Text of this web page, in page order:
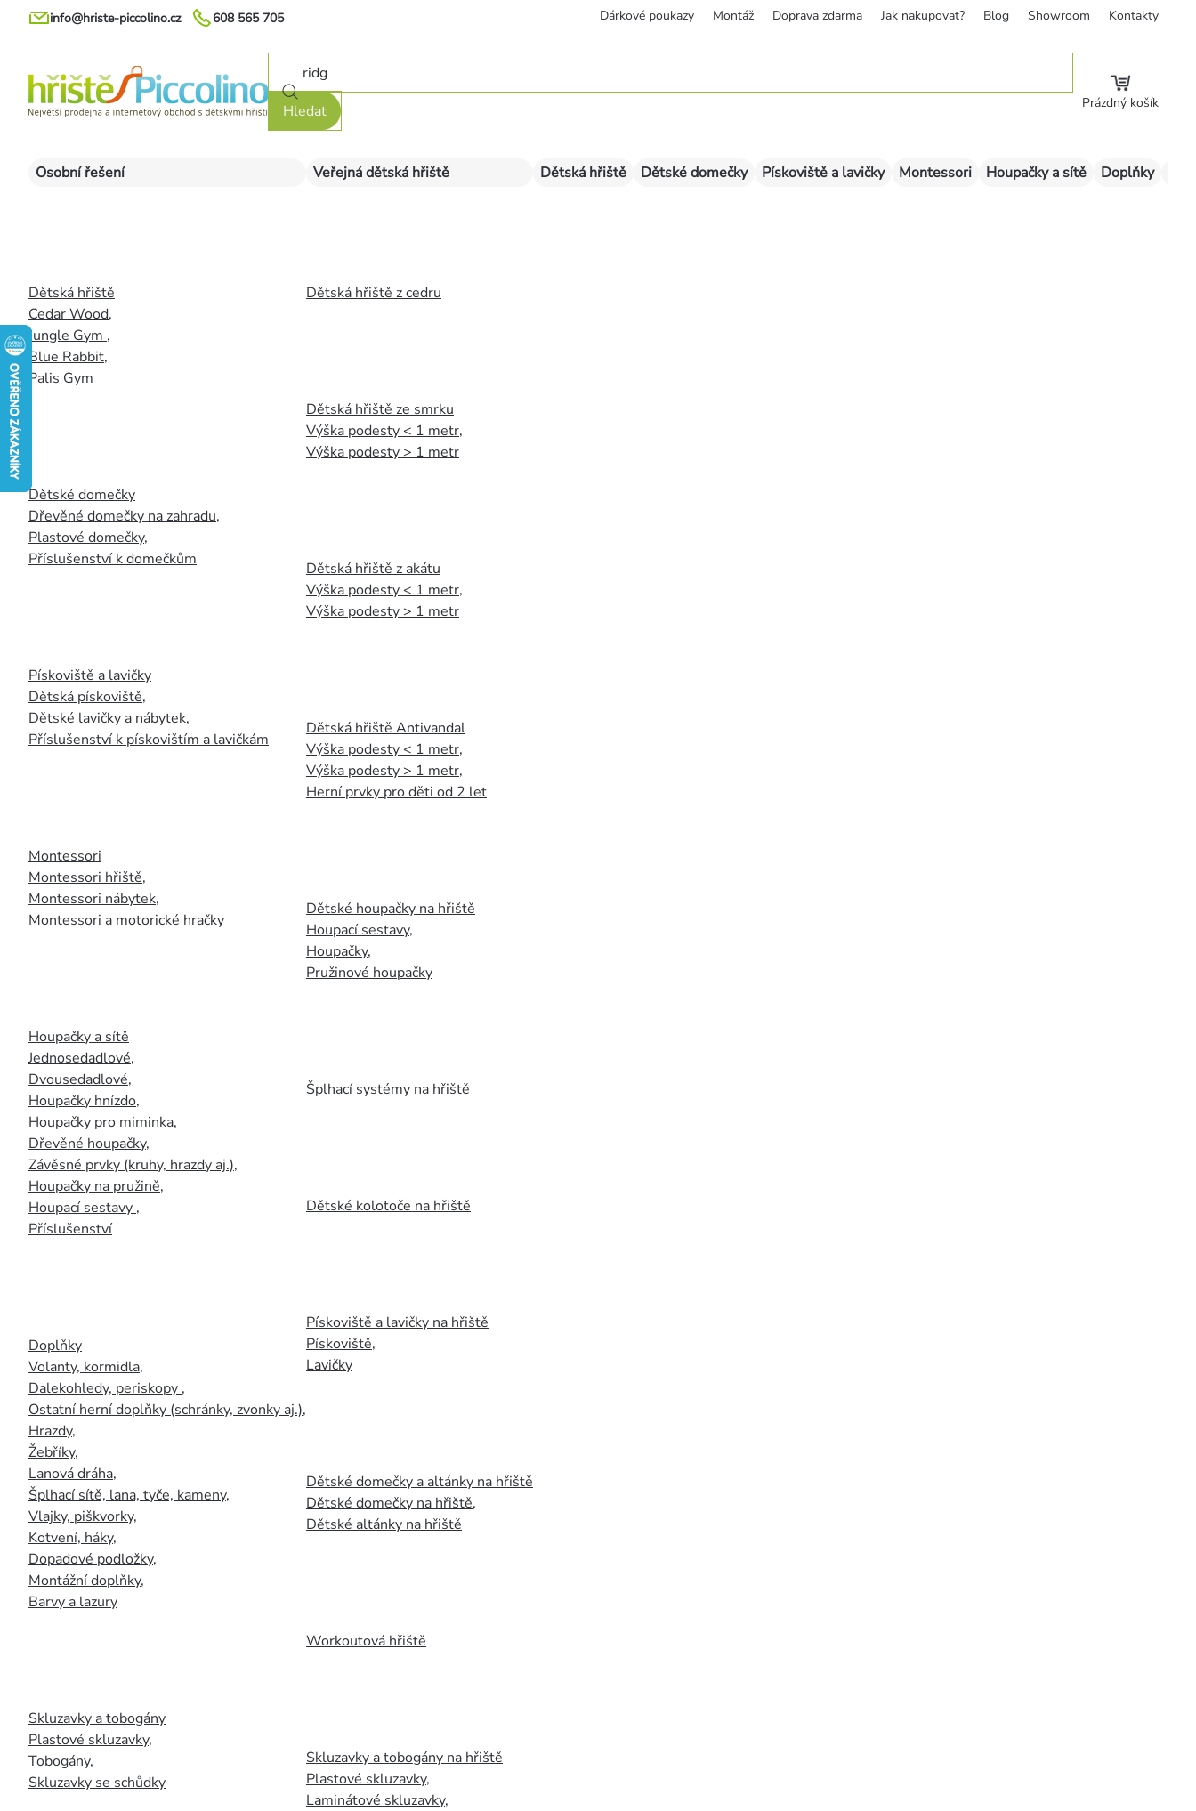
Přejít
608 565 705
info@hriste-piccolino.cz Dárkové poukazy Montáž Doprava zdarma Jak nakupovat? Blog Showroom Kontakty
Hledat Prázdný košík
Osobní řešení
Dětská hřiště
Cedar Wood,
Jungle Gym ,
Blue Rabbit,
Palis Gym
Dětské domečky
Dřevěné domečky na zahradu,
Plastové domečky,
Příslušenství k domečkům
Pískoviště a lavičky
Dětská pískoviště,
Dětské lavičky a nábytek,
Příslušenství k pískovištím a lavičkám
Montessori
Montessori hřiště,
Montessori nábytek,
Montessori a motorické hračky
Houpačky a sítě
Jednosedadlové,
Dvousedadlové,
Houpačky hnízdo,
Houpačky pro miminka,
Dřevěné houpačky,
Závěsné prvky (kruhy, hrazdy aj.),
Houpačky na pružině,
Houpací sestavy ,
Příslušenství
Doplňky
Volanty, kormidla,
Dalekohledy, periskopy ,
Ostatní herní doplňky (schránky, zvonky aj.),
Hrazdy,
Žebříky,
Lanová dráha,
Šplhací sítě, lana, tyče, kameny,
Vlajky, piškvorky,
Kotvení, háky,
Dopadové podložky,
Montážní doplňky,
Barvy a lazury
Skluzavky a tobogány
Plastové skluzavky,
Tobogány,
Skluzavky se schůdky
Veřejná dětská hřiště
Dětská hřiště z cedru
Dětská hřiště ze smrku
Výška podesty < 1 metr,
Výška podesty > 1 metr
Dětská hřiště z akátu
Výška podesty < 1 metr,
Výška podesty > 1 metr
Dětská hřiště Antivandal
Výška podesty < 1 metr,
Výška podesty > 1 metr,
Herní prvky pro děti od 2 let
Dětské houpačky na hřiště
Houpací sestavy,
Houpačky,
Pružinové houpačky
Šplhací systémy na hřiště
Dětské kolotoče na hřiště
Pískoviště a lavičky na hřiště
Pískoviště,
Lavičky
Dětské domečky a altánky na hřiště
Dětské domečky na hřiště,
Dětské altánky na hřiště
Workoutová hřiště
Skluzavky a tobogány na hřiště
Plastové skluzavky,
Laminátové skluzavky,
Dětská hřiště Dětské domečky Pískoviště a lavičky Montessori Houpačky a sítě Doplňky